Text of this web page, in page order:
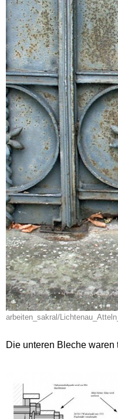
arbeiten_sakral/
Die unteren Bleche